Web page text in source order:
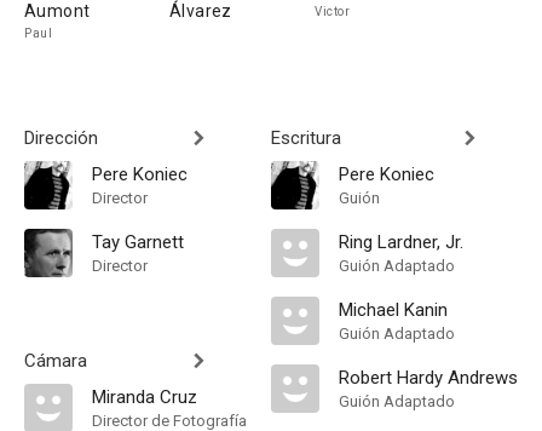
Aumont
Paul
Álvarez
Victor
Dirección
Pere Koniec
Director
Tay Garnett
Director
Cámara
Miranda Cruz
Director de Fotografía
Escritura
Pere Koniec
Guión
Ring Lardner, Jr.
Guión Adaptado
Michael Kanin
Guión Adaptado
Robert Hardy Andrews
Guión Adaptado